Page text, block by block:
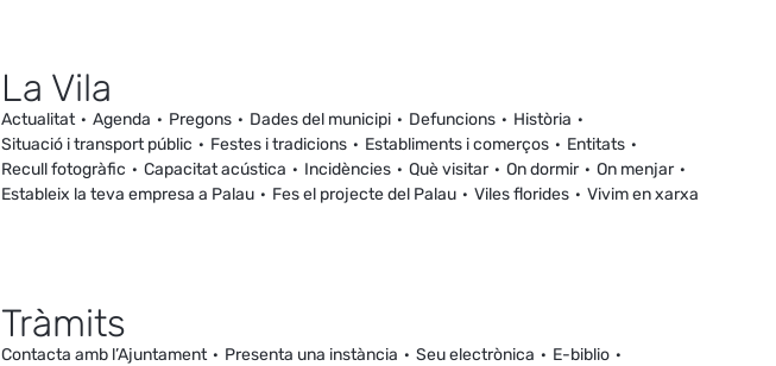
La Vila
Actualitat Agenda Pregons Dades del municipi Defuncions
Història
Situació i transport públic
Festes i tradicions Establiments i comerços
Entitats
Recull fotogràfic
Capacitat acústica Incidències Què visitar On dormir
On menjar
Estableix la teva empresa a Palau
Fes el projecte del Palau Viles florides Vivim en xarxa
Tràmits
Contacta amb l’Ajuntament Presenta una instància Seu electrònica
E-biblio